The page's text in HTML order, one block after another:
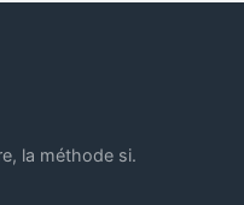
la méthode si.